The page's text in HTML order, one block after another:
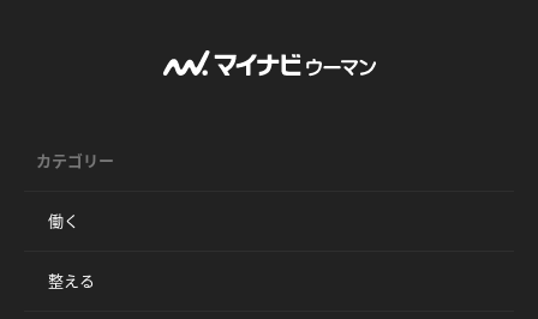
カテゴリー
働く
整える